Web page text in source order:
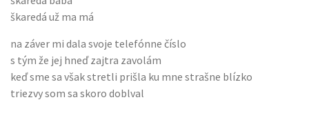
škaredá už ma má
na záver mi dala svoje telefónne číslo
s tým že jej hneď zajtra zavolám
keď sme sa však stretli prišla ku mne strašne blízko
triezvy som sa skoro doblval